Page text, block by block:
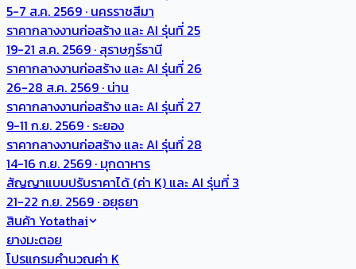
5-7 ส.ค. 2569 · นครราชสีมา
ราคากลางงานก่อสร้าง และ AI รุ่นที่ 25
19-21 ส.ค. 2569 · สุราษฎร์ธานี
ราคากลางงานก่อสร้าง และ AI รุ่นที่ 26
26-28 ส.ค. 2569 · น่าน
ราคากลางงานก่อสร้าง และ AI รุ่นที่ 27
9-11 ก.ย. 2569 · ระยอง
ราคากลางงานก่อสร้าง และ AI รุ่นที่ 28
14-16 ก.ย. 2569 · มุกดาหาร
สัญญาแบบปรับราคาได้ (ค่า K) และ AI รุ่นที่ 3
21-22 ก.ย. 2569 · อยุธยา
สินค้า Yotathai
ยางมะตอย
โปรแกรมคำนวณค่า K